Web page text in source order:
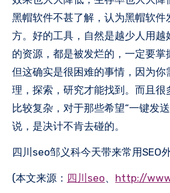
黑帽软件不甚了解，认为黑帽软件
方。好的工具，自然是越少人用越
的资源，都是被发烂的，一定要掌
但这确实是很困难的事情，因为你
理，探索，研究才能找到。而且很
比较复杂，对于那些希望“一键发
说，是决计不肯去碰的。
四川seo邹义科今天带来常用SEO
(本文来源： 四川seo、 http://